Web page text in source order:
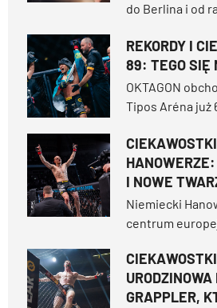
do Berlina i od
czerwca stanie
tytułowych i
oraz
REKORDY I
89: TEGO SIĘ
OKTAGON
Tipos Aréna już
wieczoru pod
Podczas gdy
elektryzująca
najtwardszych
I NOWE
Niemiecki
centrum
karcie walk
historii,
premier.
GRAPPLER,